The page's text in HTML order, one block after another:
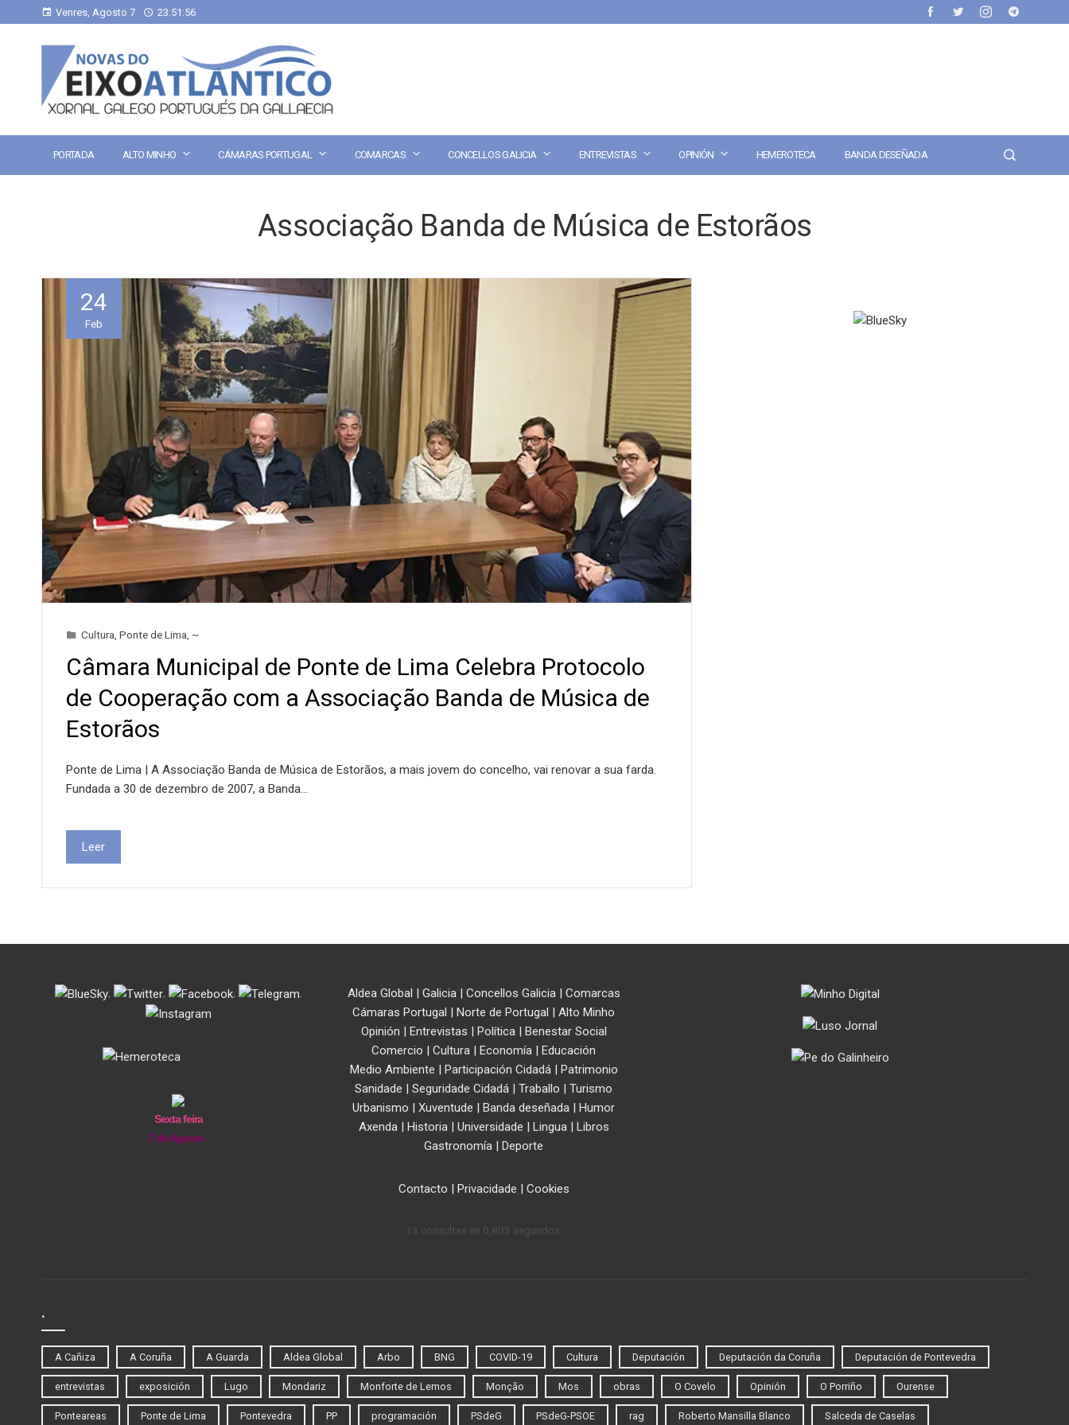
Venres, Agosto 7 23:51:56
PORTADA ALTO MINHO CÁMARAS PORTUGAL COMARCAS CONCELLOS GALICIA ENTREVISTAS OPINIÓN HEMEROTECA BANDA DESEÑADA
Associação Banda de Música de Estorãos
24
Feb
Cultura Ponte de Lima ~
Câmara Municipal de Ponte de Lima Celebra Protocolo
de Cooperação com a Associação Banda de Música de
Estorãos
Ponte de Lima | A Associação Banda de Música de Estorãos, a mais jovem do concelho, vai renovar a sua farda.
Fundada a 30 de dezembro de 2007, a Banda…
Leer
. . . .
Sexta feira
7 de Agosto
Aldea Global | Galicia| Concellos Galicia| Comarcas
Cámaras Portugal | Norte de Portugal | Alto Minho
Opinión | Entrevistas | Política| Benestar Social
Comercio | Cultura | Economía | Educación
Medio Ambiente | Participación Cidadá| Patrimonio
Sanidade | Seguridade Cidadá | Traballo | Turismo
Urbanismo | Xuventude | Banda deseñada | Humor
Axenda| Historia| Universidade | Lingua| Libros
Gastronomía | Deporte
Contacto | Privacidade | Cookies
13 consultas en 0,803 segundos.
.
A Cañiza A Coruña A Guarda Aldea Global Arbo BNG COVID-19 Cultura Deputación Deputación da Coruña Deputación de Pontevedra
entrevistas exposición Lugo Mondariz Monforte de Lemos Monção Mos obras O Covelo Opinión O Porriño Ourense
Ponteareas Ponte de Lima Pontevedra PP programación PSdeG PSdeG-PSOE rag Roberto Mansilla Blanco Salceda de Caselas